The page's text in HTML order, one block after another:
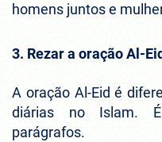
homens juntos e
3. Rezar a oração Al-
A oração Al-Eid é
diárias no Islam.
parágrafos.